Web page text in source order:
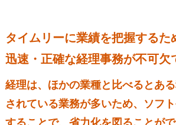
タイムリーに業績を把握するた
迅速・正確な経理事務が不可欠
経理は、ほかの業種と比べるとあ
されている業務が多いため、ソフ
することで、省力化を図ることがで